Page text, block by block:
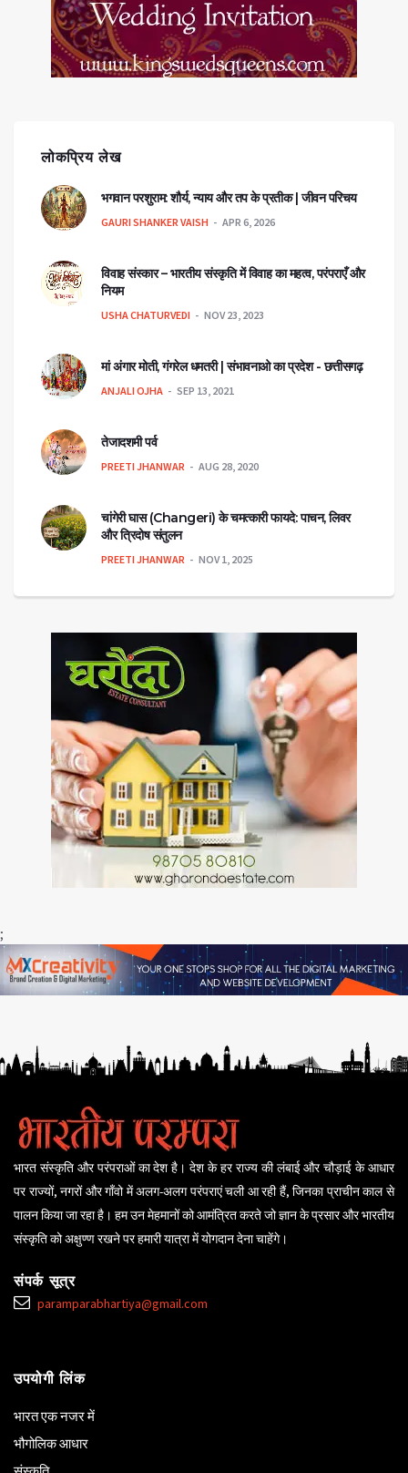
लोकप्रिय लेख
भगवान परशुराम: शौर्य, न्याय और तप के प्रतीक | जीवन परिचय
GAURI SHANKER VAISH APR 6, 2026
विवाह संस्कार – भारतीय संस्कृति में विवाह का महत्व, परंपराएँ और
नियम
USHA CHATURVEDI NOV 23, 2023
मां अंगार मोती, गंगरेल धमतरी | संभावनाओ का प्रदेश - छत्तीसगढ़
ANJALI OJHA SEP 13, 2021
तेजादशमी पर्व
PREETI JHANWAR AUG 28, 2020
चांगेरी घास (Changeri) के चमत्कारी फायदे: पाचन, लिवर
और त्रिदोष संतुलन
PREETI JHANWAR NOV 1, 2025
;
भारत संस्कृति और परंपराओं का देश है। देश के हर राज्य की लंबाई और चौड़ाई के आधार
पर राज्यों, नगरों और गाँवो में अलग-अलग परंपराएं चली आ रही हैं, जिनका प्राचीन काल से
पालन किया जा रहा है। हम उन मेहमानों को आमंत्रित करते जो ज्ञान के प्रसार और भारतीय
संस्कृति को अक्षुण्ण रखने पर हमारी यात्रा में योगदान देना चाहेंगे।
संपर्क सूत्र
paramparabhartiya@gmail.com
उपयोगी लिंक
भारत एक नजर में
भौगोलिक आधार